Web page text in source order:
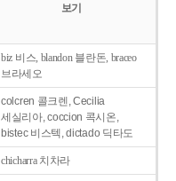
보기
biz 비스, blandon 블란돈, braceo
브라세오
colcren 콜크렌, Cecilia
세실리아, coccion 콕시온,
bistec 비스텍, dictado 딕타도
chicharra 치차라